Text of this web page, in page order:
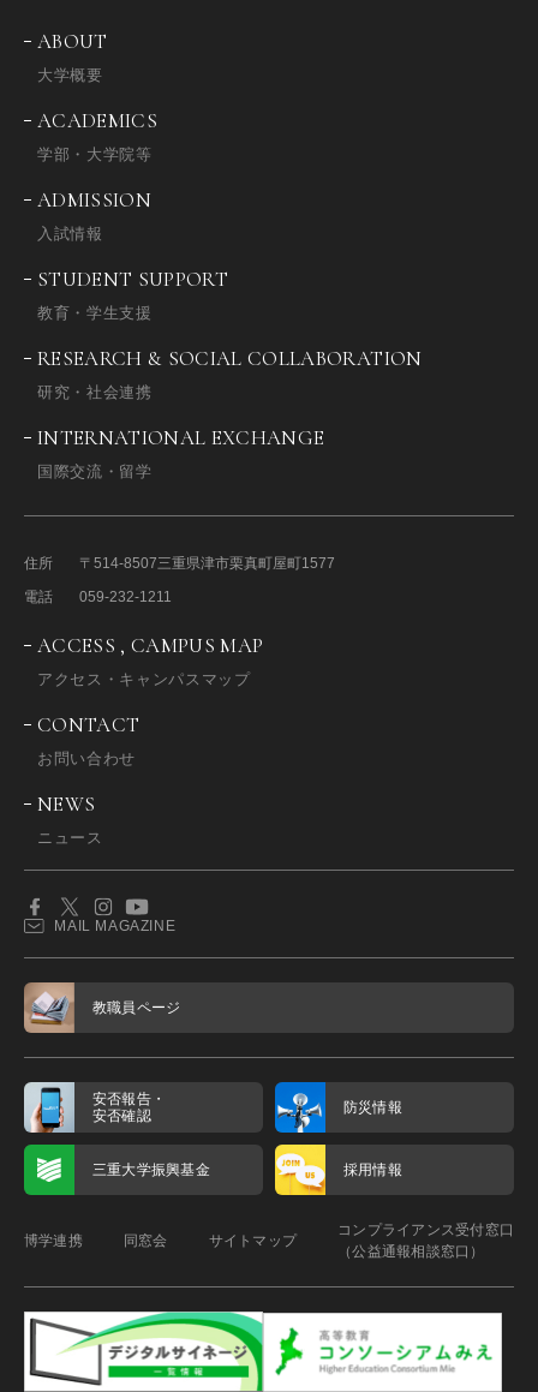
ABOUT
大学概要
ACADEMICS
学部・大学院等
ADMISSION
入試情報
STUDENT SUPPORT
教育・学生支援
RESEARCH & SOCIAL COLLABORATION
研究・社会連携
INTERNATIONAL EXCHANGE
国際交流・留学
住所 〒514-8507三重県津市栗真町屋町1577
電話
059-232-1211
ACCESS , CAMPUS MAP
アクセス・キャンパスマップ
CONTACT
お問い合わせ
NEWS
ニュース
MAIL MAGAZINE
教職員ページ
安否報告・
安否確認
防災情報
三重大学振興基金 採用情報
博学連携 同窓会 サイトマップ
コンプライアンス受付窓口
（公益通報相談窓口）